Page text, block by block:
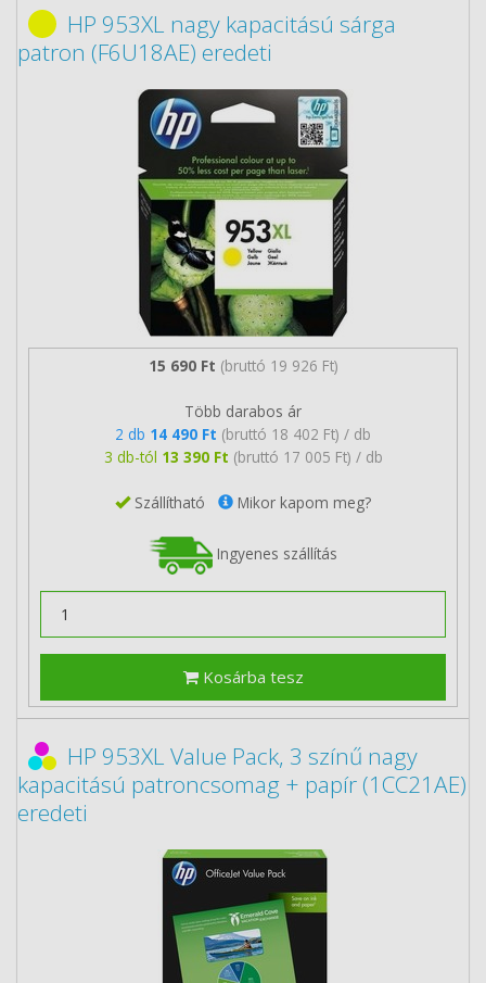
HP 953XL nagy kapacitású sárga
patron (F6U18AE) eredeti
15 690 Ft (bruttó 19 926 Ft)
Több darabos ár
2 db 14 490 Ft (bruttó 18 402 Ft) / db
3 db-tól 13 390 Ft (bruttó 17 005 Ft) / db
Szállítható Mikor kapom meg?
Ingyenes szállítás
Kosárba tesz
HP 953XL Value Pack, 3 színű nagy
kapacitású patroncsomag + papír (1CC21AE)
eredeti